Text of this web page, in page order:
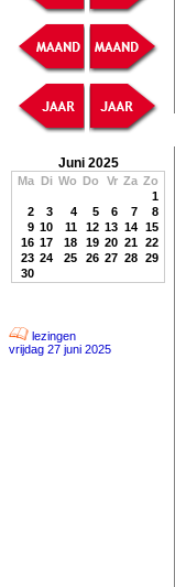
Juni 2025
Ma Di Wo Do Vr Za Zo
1
2
3 4 5 6 7
8
9 10 11 12 13 14 15
16 17 18 19 20 21 22
23 24 25 26 27 28 29
30
lezingen
vrijdag 27 juni 2025